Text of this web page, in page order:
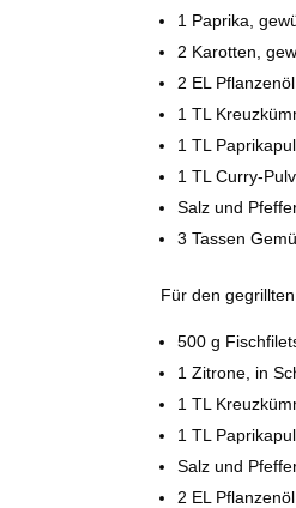
1 Paprika,
2 Karotten,
2 EL Pflanzenöl
1 TL
1 TL
1 TL Curry-
Salz und
3 Tassen
Für den
500 g
1 Zitrone, in
1 TL
1 TL
Salz und
2 EL Pflanzenöl